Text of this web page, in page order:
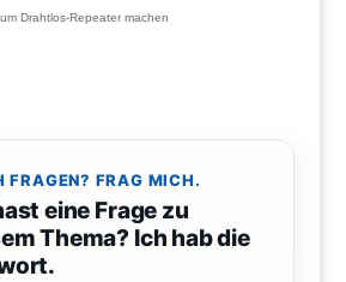
Drahtlos-Repeater machen
FRAGEN? FRAG MICH.
eine Frage zu
Thema? Ich hab die